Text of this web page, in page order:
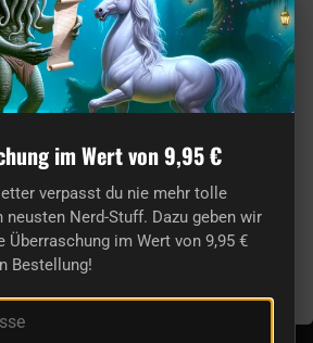
lange erhalten bleibt, sollte es
im Trockner oder in direktem
werden. Es darf aber ganz normal in
werden.
der Größen in cm. Die erste
direkt unter den Armen (B) und
Höhe (H) (siehe auch das erklärende
im Wert von 9,95 €
verpasst du nie mehr tolle
neusten Nerd-Stuff. Dazu geben wir
im Wert von 9,95 €
Bestellung!